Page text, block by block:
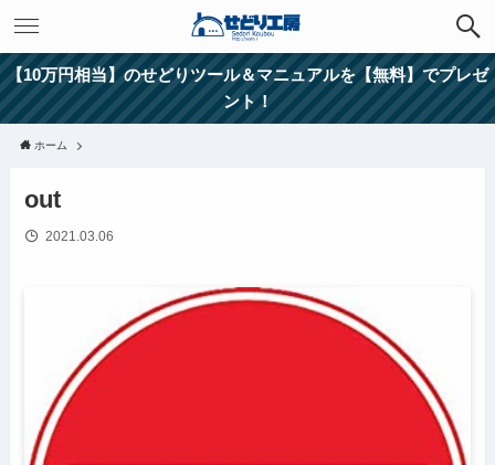
【10万円相当】のせどりツール＆マニュアルを【無料】でプレゼ
ント！
ホーム
out
2021.03.06